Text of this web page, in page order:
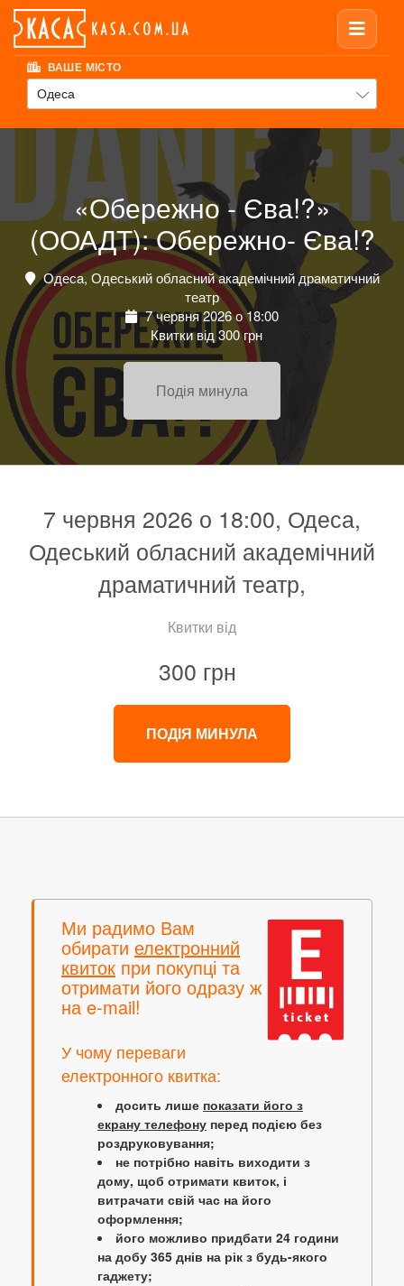
ВАШЕ МІСТО
Одеса
«Обережно - Єва!?»
(ООАДТ): Обережно- Єва!?
Одеса, Одеський обласний академічний драматичний
театр
7 червня 2026 о 18:00
Квитки від 300 грн
Подія минула
7 червня 2026 о 18:00, Одеса,
Одеський обласний академічний
драматичний театр,
Квитки від
300 грн
ПОДІЯ МИНУЛА
Ми радимо Вам
обирати електронний
квиток при покупці та
отримати його одразу ж
на e-mail!
У чому переваги
електронного квитка:
досить лише показати його з
екрану телефону перед подією без
роздруковування;
не потрібно навіть виходити з
дому, щоб отримати квиток, і
витрачати свій час на його
оформлення;
його можливо придбати 24 години
на добу 365 днів на рік з будь-якого
гаджету;